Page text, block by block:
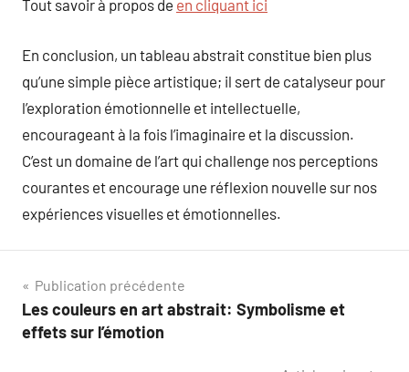
Tout savoir à propos de en cliquant ici
En conclusion, un tableau abstrait constitue bien plus
qu’une simple pièce artistique; il sert de catalyseur pour
l’exploration émotionnelle et intellectuelle,
encourageant à la fois l’imaginaire et la discussion.
C’est un domaine de l’art qui challenge nos perceptions
courantes et encourage une réflexion nouvelle sur nos
expériences visuelles et émotionnelles.
Navigation
de
Publication précédente
Les couleurs en art abstrait: Symbolisme et
effets sur l’émotion